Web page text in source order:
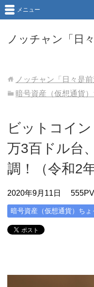
ノッチャン「日々
メニュー
ノッチャン「日々是前
暗号資産（仮想通貨）
ビットコイ
万3百ドル台
調！（令和2
2020年9月11日 555PV
暗号資産（仮想通貨）ちょ